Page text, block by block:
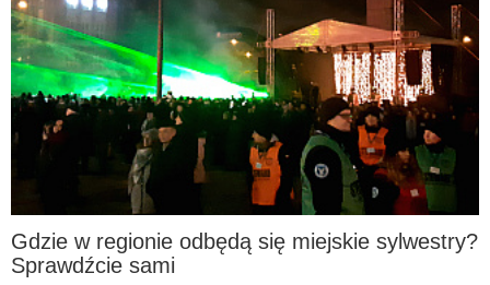
Gdzie w regionie odbędą się miejskie sylwestry?
Sprawdźcie sami